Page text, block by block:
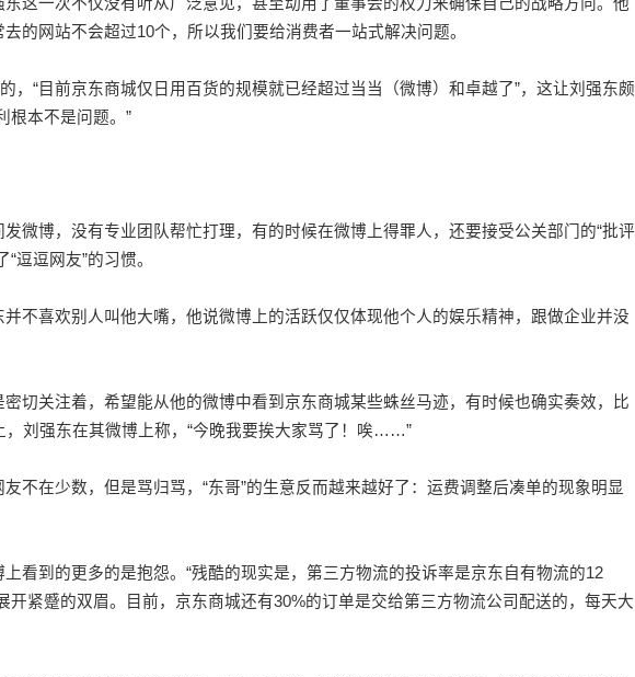
的网站不会超过10个，所以我们要给消费者一站式解决问题。
“目前京东商城仅日用百货的规模就已经超过当当（微博）和卓越了”，这让刘强东颇
根本不是问题。”
博，没有专业团队帮忙打理，有的时候在微博上得罪人，还要接受公关部门的“批评
逗逗网友”的习惯。
喜欢别人叫他大嘴，他说微博上的活跃仅仅体现他个人的娱乐精神，跟做企业并没
关注着，希望能从他的微博中看到京东商城某些蛛丝马迹，有时候也确实奏效，比
，刘强东在其微博上称，“今晚我要挨大家骂了！唉……”
在少数，但是骂归骂，“东哥”的生意反而越来越好了：运费调整后凑单的现象明显
到的更多的是抱怨。“残酷的现实是，第三方物流的投诉率是京东自有物流的12
开紧蹙的双眉。目前，京东商城还有30%的订单是交给第三方物流公司配送的，每天大